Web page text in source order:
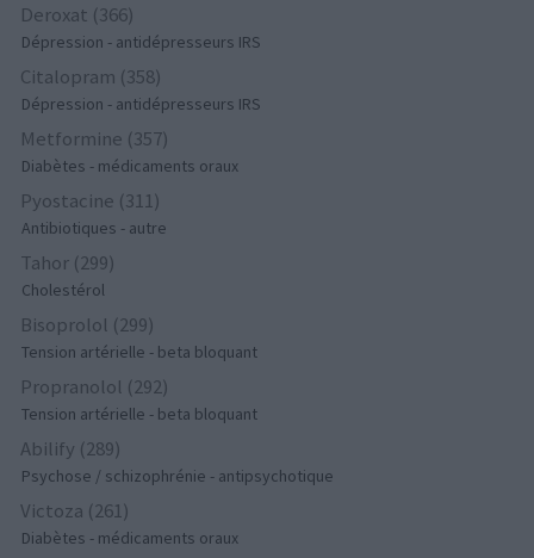
Deroxat (366)
Dépression - antidépresseurs IRS
Citalopram (358)
Dépression - antidépresseurs IRS
Metformine (357)
Diabètes - médicaments oraux
Pyostacine (311)
Antibiotiques - autre
Tahor (299)
Cholestérol
Bisoprolol (299)
Tension artérielle - beta bloquant
Propranolol (292)
Tension artérielle - beta bloquant
Abilify (289)
Psychose / schizophrénie - antipsychotique
Victoza (261)
Diabètes - médicaments oraux